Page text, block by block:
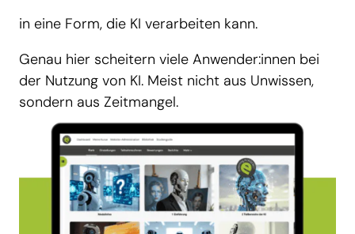
in eine Form, die KI verarbeiten kann.
Genau hier scheitern viele Anwender:innen bei
der Nutzung von KI. Meist nicht aus Unwissen,
sondern aus Zeitmangel.